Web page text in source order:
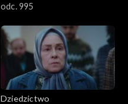
odc. 995
Dziedzictwo